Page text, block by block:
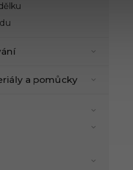
a pomůcky